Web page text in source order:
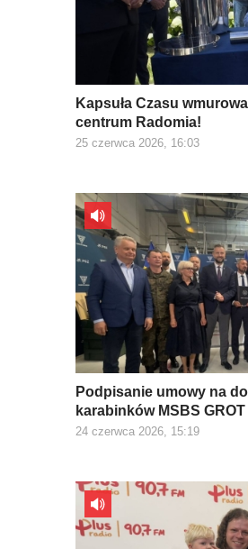
Kapsuła Czasu
centrum Radomia!
25 czerwca 2026, 16:03
Podpisanie umowy na
karabinków MSBS GROT
24 czerwca 2026, 15:19